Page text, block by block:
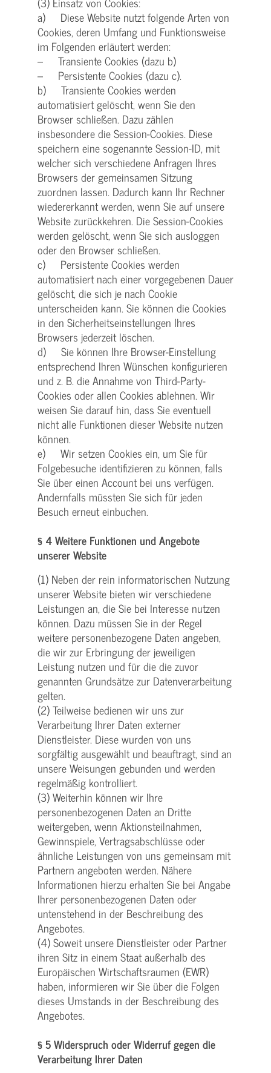
a) Diese Website nutzt folgende Arten von
Cookies, deren Umfang und Funktionsweise
im Folgenden erläutert werden:
– Transiente Cookies (dazu b)
– Persistente Cookies (dazu c).
b) Transiente Cookies werden
automatisiert gelöscht, wenn Sie den
Browser schließen. Dazu zählen
insbesondere die Session-Cookies. Diese
speichern eine sogenannte Session-ID, mit
welcher sich verschiedene Anfragen Ihres
Browsers der gemeinsamen Sitzung
zuordnen lassen. Dadurch kann Ihr Rechner
wiedererkannt werden, wenn Sie auf unsere
Website zurückkehren. Die Session-Cookies
werden gelöscht, wenn Sie sich ausloggen
oder den Browser schließen.
c) Persistente Cookies werden
automatisiert nach einer vorgegebenen Dauer
gelöscht, die sich je nach Cookie
unterscheiden kann. Sie können die Cookies
in den Sicherheitseinstellungen Ihres
Browsers jederzeit löschen.
d) Sie können Ihre Browser-Einstellung
entsprechend Ihren Wünschen konfigurieren
und z. B. die Annahme von Third-Party-
Cookies oder allen Cookies ablehnen. Wir
weisen Sie darauf hin, dass Sie eventuell
nicht alle Funktionen dieser Website nutzen
können.
e) Wir setzen Cookies ein, um Sie für
Folgebesuche identifizieren zu können, falls
Sie über einen Account bei uns verfügen.
Andernfalls müssten Sie sich für jeden
Besuch erneut einbuchen.
§ 4 Weitere Funktionen und Angebote
unserer Website
(1) Neben der rein informatorischen Nutzung
unserer Website bieten wir verschiedene
Leistungen an, die Sie bei Interesse nutzen
können. Dazu müssen Sie in der Regel
weitere personenbezogene Daten angeben,
die wir zur Erbringung der jeweiligen
Leistung nutzen und für die die zuvor
genannten Grundsätze zur Datenverarbeitung
gelten.
(2) Teilweise bedienen wir uns zur
Verarbeitung Ihrer Daten externer
Dienstleister. Diese wurden von uns
sorgfältig ausgewählt und beauftragt, sind an
unsere Weisungen gebunden und werden
regelmäßig kontrolliert.
(3) Weiterhin können wir Ihre
personenbezogenen Daten an Dritte
weitergeben, wenn Aktionsteilnahmen,
Gewinnspiele, Vertragsabschlüsse oder
ähnliche Leistungen von uns gemeinsam mit
Partnern angeboten werden. Nähere
Informationen hierzu erhalten Sie bei Angabe
Ihrer personenbezogenen Daten oder
untenstehend in der Beschreibung des
Angebotes.
(4) Soweit unsere Dienstleister oder Partner
ihren Sitz in einem Staat außerhalb des
Europäischen Wirtschaftsraumen (EWR)
haben, informieren wir Sie über die Folgen
dieses Umstands in der Beschreibung des
Angebotes.
§ 5 Widerspruch oder Widerruf gegen die
Verarbeitung Ihrer Daten